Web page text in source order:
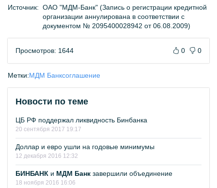
Источник: ОАО "МДМ-Банк" (Запись о регистрации кредитной
организации аннулирована в соответствии с
документом № 2095400028942 от 06.08.2009)
Просмотров: 1644 0 0
Метки:МДМ Банксоглашение
Новости по теме
ЦБ РФ поддержал ликвидность Бинбанка
20 сентября 2017 19:17
Доллар и евро ушли на годовые минимумы
12 декабря 2016 12:32
БИНБАНК и МДМ Банк завершили объединение
18 ноября 2016 16:06